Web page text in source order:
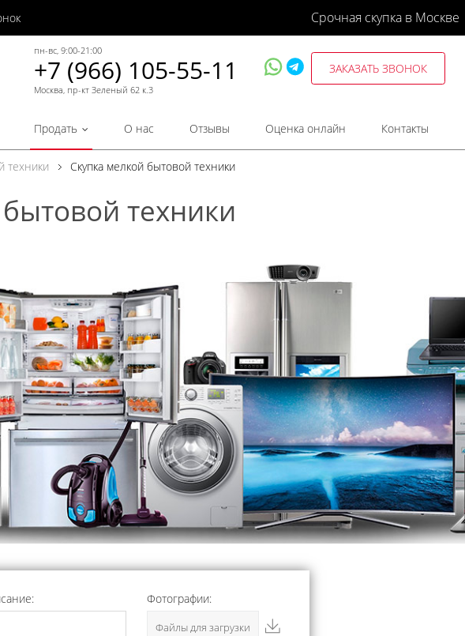
Срочная скупка в Москве
пн-вс, 9:00-21:00
+7 (966) 105-55-11
Москва, пр-кт Зеленый 62 к.3
ЗАКАЗАТЬ ЗВОНОК
Продать О нас Отзывы Оценка онлайн Контакты
техники Скупка мелкой бытовой техники
техники
Фотографии:
Файлы для загрузки